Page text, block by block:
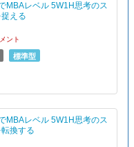
MBAレベル 5W1H思考のス
える
ント
標準型
MBAレベル 5W1H思考のス
換する